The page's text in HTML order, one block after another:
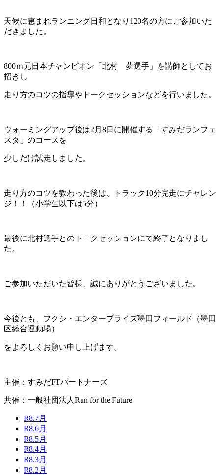
天候に恵まれランニング日和となり120名の方にご参加いた
だきました。
800ｍ元日本チャンピオン「北村 夢選手」を講師としてお
招きし
走り方のコツの指導やトークセッションなどを行いました。
ウォーミングアップ後は2月8日に開催する「すみだランフェ
スタ」のコースを
少しだけ試走しました。
走り方のコツを教わった後は、トラック10分完走にチャレン
ジ！！（小学生以下は5分）
最後に北村選手とのトークセッションにて終了となりまし
た。
ご参加いただいた皆様、誠にありがとうございました。
今後とも、フクシ・エンタープライズ墨田フィールド（墨田
区総合運動場）
をよろしくお願い申し上げます。
主催：すみだFTパートナーズ
共催：一般社団法人Run for the Future
R8.7月
R8.6月
R8.5月
R8.4月
R8.3月
R8.2月